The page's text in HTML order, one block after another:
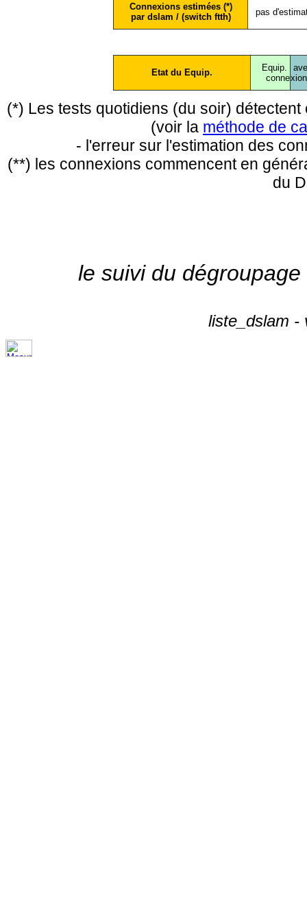
Connexions estimées (*)
par dslam / (switch ftth)
pas
Etat du Equip.
Equip.
conne
(*) Les tests quotidiens (du soir)
(voir la méthode de
- l'erreur sur l'estimation des
(**) les connexions commencent en
du
le suivi du
liste_dslam -